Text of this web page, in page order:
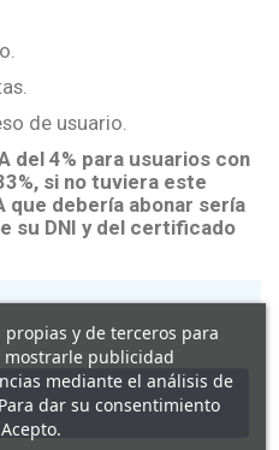
de usuario.
del 4% para usuarios con
si no tuviera este
que debería abonar sería
su DNI y del certificado
y de terceros para
mostrarle publicidad
mediante el análisis de
dar su consentimiento